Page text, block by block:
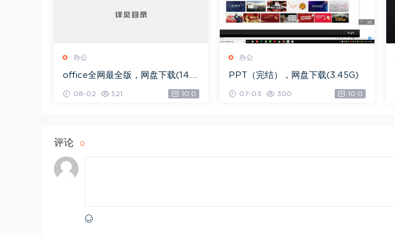
办公
office全网最全版，网盘下载(14.8
08-02 521 10.0
办公
PPT（完结），网盘下载(3.45G)
07-03 300 10.0
评论 0